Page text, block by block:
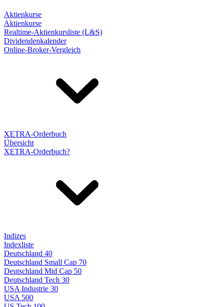
Aktienkurse
Aktienkurse
Realtime-Aktienkursliste (L&S)
Dividendenkalender
Online-Broker-Vergleich
XETRA-Orderbuch
Übersicht
XETRA-Orderbuch?
Indizes
Indexliste
Deutschland 40
Deutschland Small Cap 70
Deutschland Mid Cap 50
Deutschland Tech 30
USA Industrie 30
USA 500